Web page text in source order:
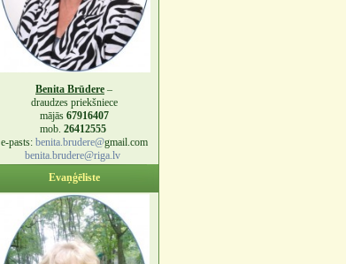
Benita Brūdere –
draudzes priekšniece
mājās 67916407
mob. 26412555
e-pasts: benita.brudere@gmail.com
benita.brudere@riga.lv
Evaņģēliste